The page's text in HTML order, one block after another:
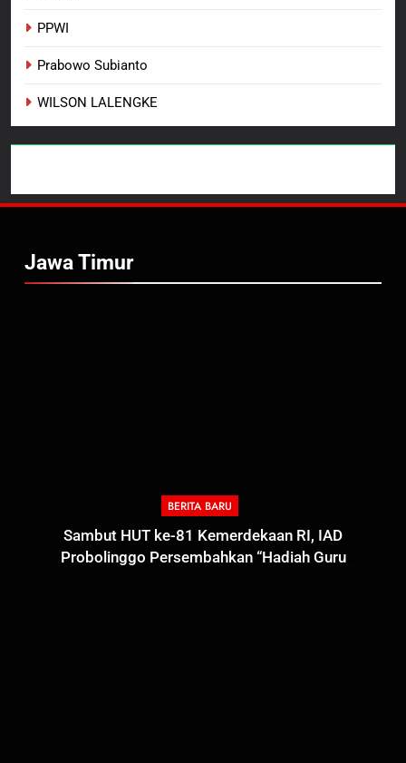
PPWI
Prabowo Subianto
WILSON LALENGKE
Jawa Timur
BERITA BARU
Sambut HUT ke-81 Kemerdekaan RI, IAD
Probolinggo Persembahkan “Hadiah Guru